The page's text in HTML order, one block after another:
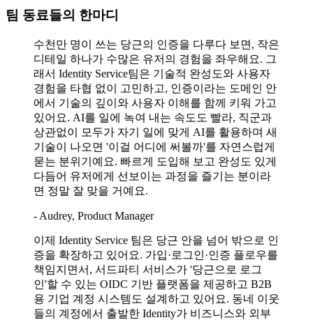
팀 동료들의 한마디
수천만 명이 쓰는 당근의 인증을 다루다 보면, 작은
디테일 하나가 수많은 유저의 경험을 좌우해요. 그
래서 Identity Service팀은 기술적 완성도와 사용자
경험을 타협 없이 고민하고, 인증이라는 도메인 안
에서 기술의 깊이와 사용자 이해를 함께 키워 가고
있어요. AI를 일에 녹여 내는 속도도 빨라, 직군과
상관없이 모두가 자기 일에 맞게 AI를 활용하며 새
기술이 나오면 '이걸 어디에 써볼까'를 자연스럽게
묻는 분위기예요. 빠르게 도입해 보고 완성도 있게
다듬어 유저에게 선보이는 과정을 즐기는 분이라
면 정말 잘 맞을 거예요.
- Audrey, Product Manager
이제 Identity Service 팀은 당근 안을 넘어 밖으로 인
증을 확장하고 있어요. 가입·로그인·인증 플로우를
책임지면서, 서드파티 서비스가 '당근으로 로그
인'할 수 있는 OIDC 기반 플랫폼을 제공하고 B2B
용 기업 계정 시스템도 설계하고 있어요. 동네 이웃
들의 계정에서 출발한 Identity가 비즈니스와 외부